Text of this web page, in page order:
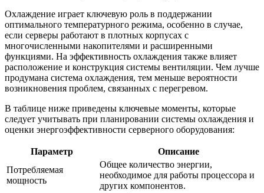
Охлаждение играет ключевую роль в поддержании
оптимального температурного режима, особенно в случае,
если серверы работают в плотных корпусах с
многочисленными накопителями и расширенными
функциями. На эффективность охлаждения также влияет
расположение и конструкция системы вентиляции. Чем лучше
продумана система охлаждения, тем меньше вероятности
возникновения проблем, связанных с перегревом.
В таблице ниже приведены ключевые моменты, которые
следует учитывать при планировании системы охлаждения и
оценки энергоэффективности серверного оборудования:
Параметр
Описание
Потребляемая
мощность
Общее количество энергии,
необходимое для работы процессора и
других компонентов.